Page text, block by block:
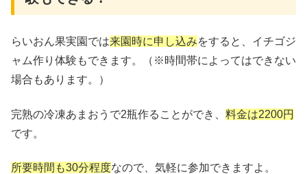
らいおん果実園では来園時に申し込みをすると、イチゴジ
ャム作り体験もできます。（※時間帯によってはできない
場合もあります。）
完熟の冷凍あまおうで2瓶作ることができ、 料金は2200円
です。
所要時間も30分程度なので、気軽に参加できますよ。